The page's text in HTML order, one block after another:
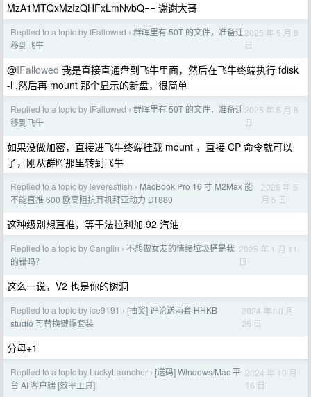
MzA1MTQxMzIzQHFxLmNvbQ== 谢谢大哥
Replied to a topic by IFallowed › 群晖里有 50T 的文件，准备迁
移到飞牛
2025 年 5 月 8
日
@IFallowed 我是直接直通盘到飞牛里面，然后在飞牛终端执行 fdisk
-l ,然后再 mount 那个显示的新盘，很简单
Replied to a topic by IFallowed › 群晖里有 50T 的文件，准备迁
移到飞牛
2025 年 5 月 8
日
如果没做加密，直接进飞牛终端挂载 mount ，直接 CP 命令就可以
了，刚从群晖那里转到飞牛
Replied to a topic by leverestfish › MacBook Pro 16 寸 M2Max 能
不能直推 600 欧高阻抗耳机拜亚动力 DT880
2025 年 5
月 5 日
这种级别想直推，等于法拉利加 92 汽油
Replied to a topic by Canglin › 不想做女友的情绪垃圾桶是我
的错吗？
2025 年 1 月 11
日
这么一说，V2 也是你的树洞
Replied to a topic by ice9191 › [抽奖] 评论送两套 HHKB
studio 可替换键帽套装
2024 年 10 月
26 日
分母+1
Replied to a topic by LuckyLauncher › [送码] Windows/Mac 平
台 AI 客户端 [效率工具]
2024 年 10 月
16 日